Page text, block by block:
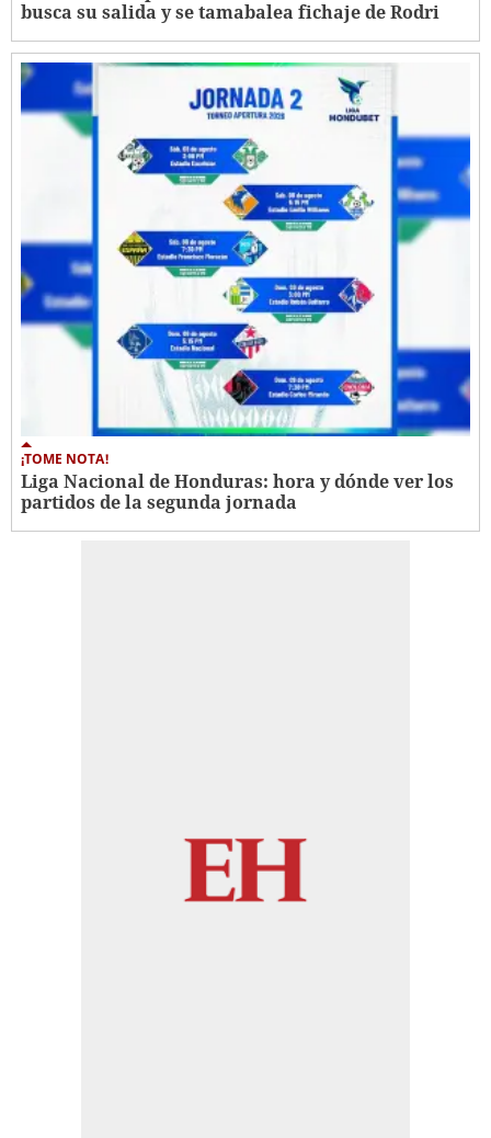
busca su salida y se tamabalea fichaje de Rodri
¡TOME NOTA!
Liga Nacional de Honduras: hora y dónde ver los
partidos de la segunda jornada